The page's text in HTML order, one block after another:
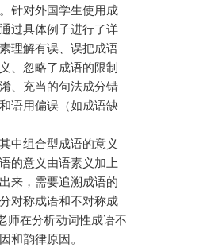
针对外国学生使用成
过具体例子进行了详
理解有误、误把成语
、忽略了成语的限制
、充当的句法成分错
语用偏误（如成语缺
中组合型成语的意义
的意义由语素义加上
来，需要追溯成语的
对称成语和不对称成
师在分析动词性成语不
和韵律原因。